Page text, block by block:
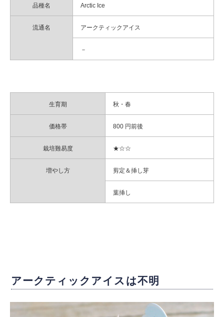
品種名 Arctic Ice
流通名 アークティックアイス
－
生育期 秋・春
価格帯 800 円前後
栽培難易度 ★☆☆
増やし方 剪定＆挿し芽
葉挿し
アークティックアイスは不明